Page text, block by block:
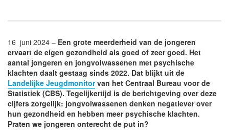
16 juni 2024 – Een grote meerderheid van de jongeren
ervaart de eigen gezondheid als goed of zeer goed. Het
aantal jongeren en jongvolwassenen met psychische
klachten daalt gestaag sinds 2022. Dat blijkt uit de
Landelijke Jeugdmonitorvan het Centraal Bureau voor de
Statistiek (CBS). Tegelijkertijd is de berichtgeving over deze
cijfers zorgelijk: jongvolwassenen denken negatiever over
hun gezondheid en hebben meer psychische klachten.
Praten we jongeren onterecht de put in?